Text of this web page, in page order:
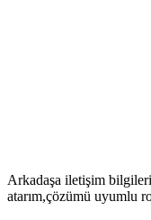
Arkadaşa iletişim
atarım,çözümü uyumlu